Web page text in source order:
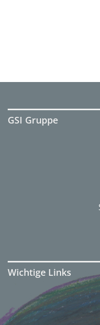
GSI Gruppe
Wichtige Links